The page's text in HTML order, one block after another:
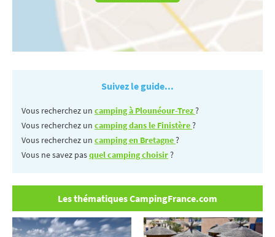
Suivez le guide...
Vous recherchez un camping à Plounéour-Trez?
Vous recherchez un camping dans le Finistère?
Vous recherchez un camping en Bretagne?
Vous ne savez pasquel camping choisir?
Les thématiques CampingFrance.com